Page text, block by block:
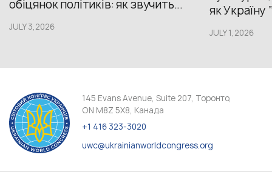
обіцянок політиків: як звучить...
JULY 3,2026
як
JULY 1,2026
145 Evans Avenue, Suite 207, Торонто,
ON M8Z 5X8, Канада
+1 416 323-3020
uwc@ukrainianworldcongress.org